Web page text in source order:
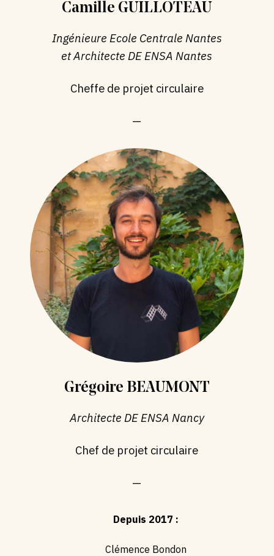
Camille GUILLOTEAU
Ingénieure Ecole Centrale Nantes
et Architecte DE ENSA Nantes
Cheffe de projet circulaire
—
Grégoire BEAUMONT
Architecte DE ENSA Nancy
Chef de projet circulaire
—
Depuis 2017 :
Clémence Bondon